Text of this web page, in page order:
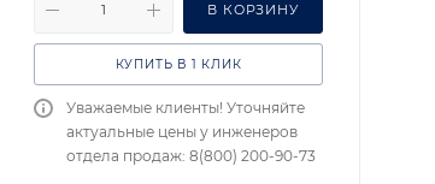
В КОРЗИНУ
КУПИТЬ В 1 КЛИК
Уважаемые клиенты! Уточняйте
актуальные цены у инженеров
отдела продаж: 8(800) 200-90-73